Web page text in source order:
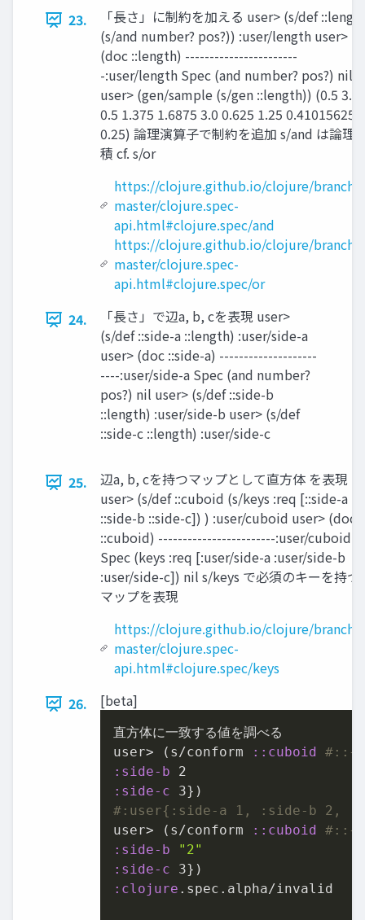
23.
「⻑さ」に制約を加える user> (s/def
(s/and number? pos?)) :user/length user>
(doc ::length) -----------------------
-:user/length Spec (and number? pos?) nil
user> (gen/sample (s/gen ::length)) (0.5 3.0
0.5 1.375 1.6875 3.0 0.625 1.25 0.41015625
0.25) 論理演算⼦で制約を追加 s/and は論理
積 cf. s/or
https://clojure.github.io/clojure/branch-
master/clojure.spec-
api.html#clojure.spec/and
https://clojure.github.io/clojure/branch-
master/clojure.spec-
api.html#clojure.spec/or
24.
「⻑さ」で辺a, b, cを表現 user>
(s/def ::side-a ::length) :user/side-a
user> (doc ::side-a) --------------------
----:user/side-a Spec (and number?
pos?) nil user> (s/def ::side-b
::length) :user/side-b user> (s/def
::side-c ::length) :user/side-c
25.
辺a, b, cを持つマップとして直⽅体 を表現
user> (s/def ::cuboid (s/keys :req [::side-a
::side-b ::side-c]) ) :user/cuboid user> (doc
::cuboid) ------------------------:user/cuboid
Spec (keys :req [:user/side-a :user/side-b
:user/side-c]) nil s/keys で必須のキーを持つ
マップを表現
https://clojure.github.io/clojure/branch-
master/clojure.spec-
api.html#clojure.spec/keys
26.
[beta]
直⽅体に⼀致する値を調べる
user> (s/conform
: :cuboid
:side-b
2
:side-c
3
#:user{:side-a 1, :side-b 2,
user> (s/conform
: :cuboid
:side-b
"2"
:side-c
3
:clojure .spec.alpha/invalid